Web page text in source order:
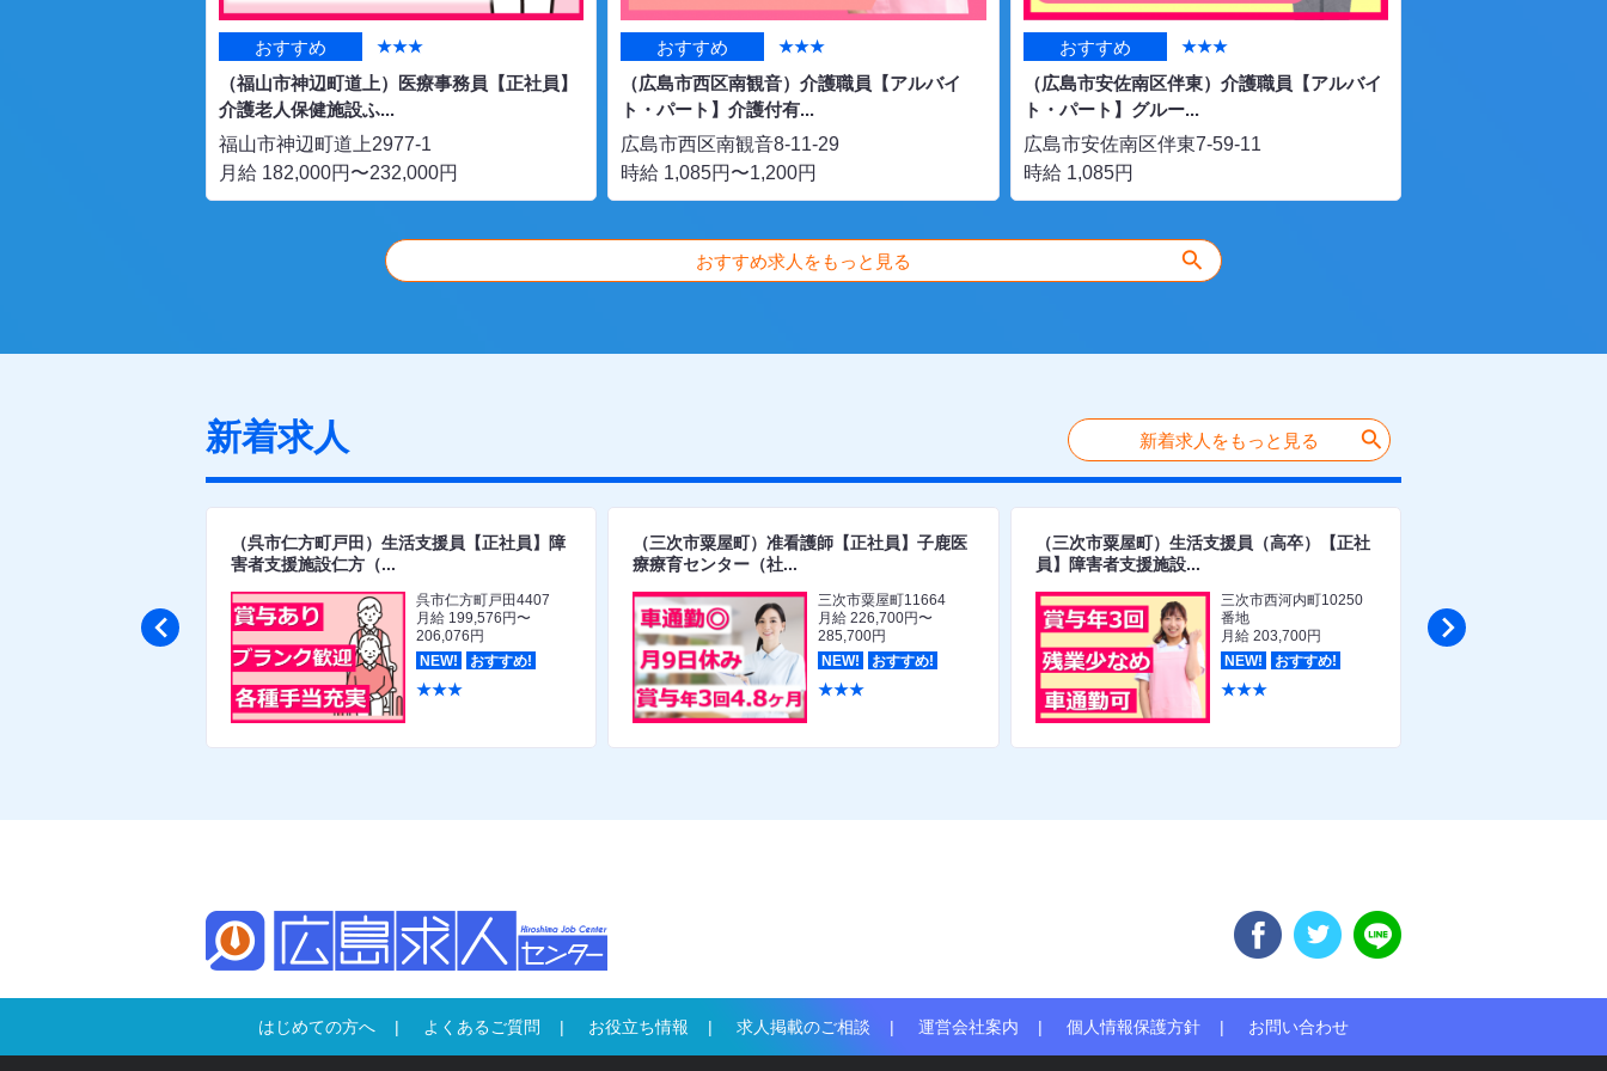
おすすめ ★★★
（福山市神辺町道上）医療事務員【正社員】
介護老人保健施設ふ...
福山市神辺町道上2977-1
月給 182,000円〜232,000円
おすすめ ★★★
（広島市西区南観音）介護職員【アルバイ
ト・パート】介護付有...
広島市西区南観音8-11-29
時給 1,085円〜1,200円
おすすめ ★★★
（広島市安佐南区伴東）介護職員【アルバイ
ト・パート】グルー...
広島市安佐南区伴東7-59-11
時給 1,085円
おすすめ求人をもっと見る search
新着求人 新着求人をもっと見る search
（呉市仁方町戸田）生活支援員【正社員】障
害者支援施設仁方（...
呉市仁方町戸田4407
月給 199,576円〜
206,076円
NEW!
おすすめ!
★★★
（三次市粟屋町）准看護師【正社員】子鹿医
療療育センター（社...
三次市粟屋町11664
月給 226,700円〜
285,700円
NEW!
おすすめ!
★★★
（三次市粟屋町）生活支援員（高卒）【正社
員】障害者支援施設...
三次市西河内町10250
番地
月給 203,700円
NEW!
おすすめ!
★★★


はじめての方へ よくあるご質問 お役立ち情報 求人掲載のご相談 運営会社案内 個人情報保護方針 お問い合わせ